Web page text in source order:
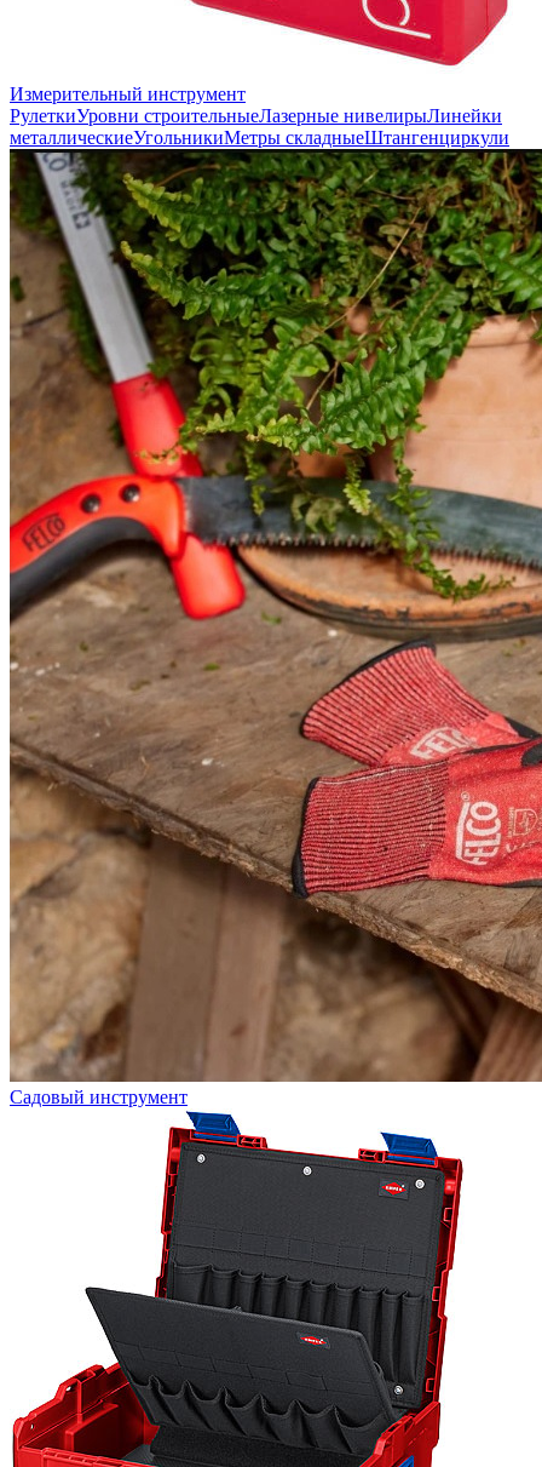
Измерительный инструмент
РулеткиУровни строительныеЛазерные нивелирыЛинейки
металлическиеУгольникиМетры складныеШтангенциркули
Садовый инструмент